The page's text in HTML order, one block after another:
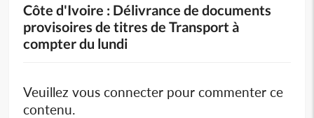
Côte d'Ivoire : Délivrance de documents
provisoires de titres de Transport à
compter du lundi
Veuillez vous connecter pour commenter ce
contenu.